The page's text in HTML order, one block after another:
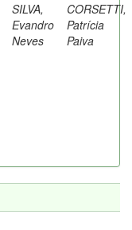
SILVA,
Evandro
Neves
CORSETTI,
Patrícia
Paiva